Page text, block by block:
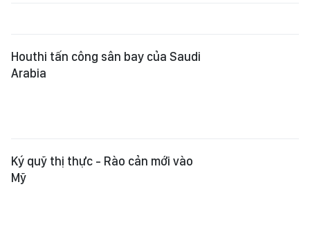
Houthi tấn công sân bay của Saudi
Arabia
Ký quỹ thị thực - Rào cản mới vào
Mỹ